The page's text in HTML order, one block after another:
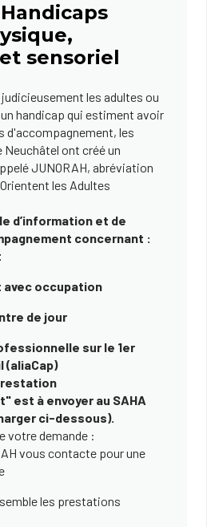
sensoriel
les adultes ou
handicap qui estiment avoir
d'accompagnement, les
ont créé un
JUNORAH, abréviation
les Adultes
d’information et de
concernant :
avec occupation
de jour
sur le 1er
(aliaCap)
est à envoyer au SAHA
ci-dessous).
votre demande :
vous contacte pour une
les prestations